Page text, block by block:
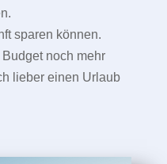
sparen können.
noch mehr
lieber einen Urlaub